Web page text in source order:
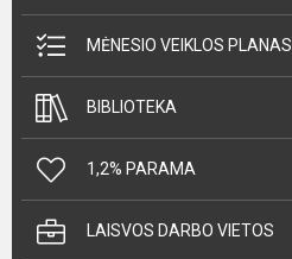
MĖNESIO VEIKLOS PLANAS
BIBLIOTEKA
1,2% PARAMA
LAISVOS DARBO VIETOS